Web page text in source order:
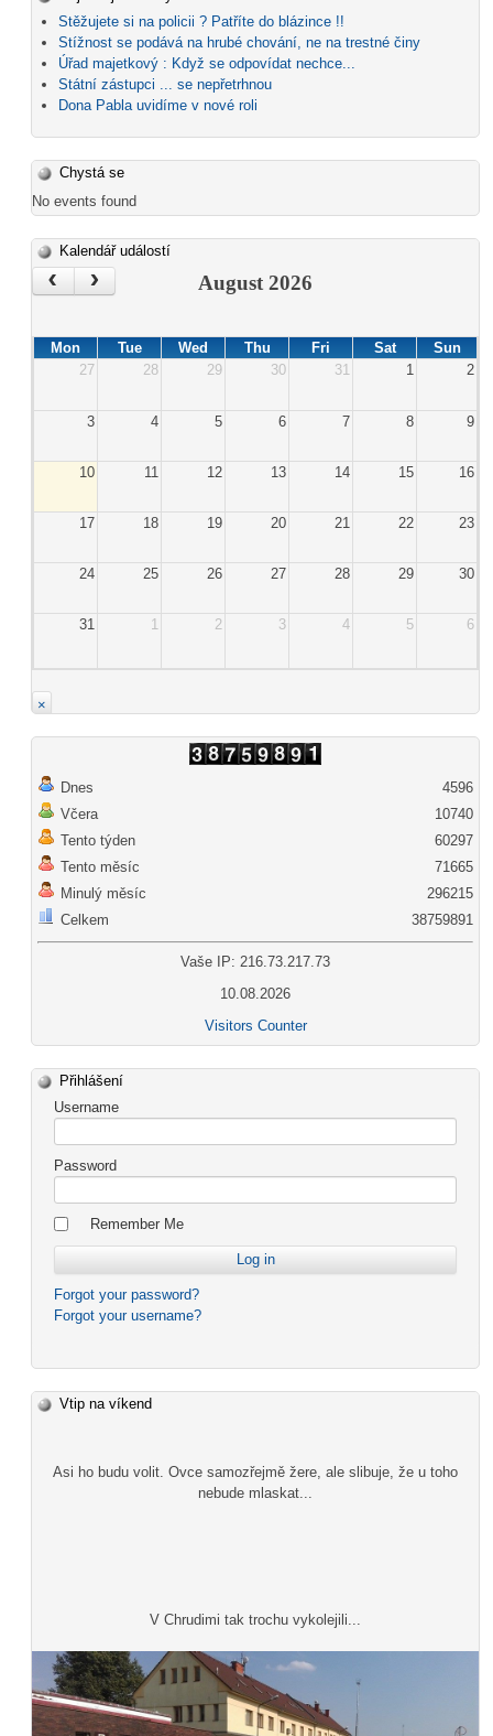
Stěžujete si na policii ? Patříte do blázince !!
Stížnost se podává na hrubé chování, ne na trestné činy
Úřad majetkový : Když se odpovídat nechce...
Státní zástupci ... se nepřetrhnou
Dona Pabla uvidíme v nové roli
Chystá se
No events found
Kalendář událostí
‹ › August 2026
Mon Tue Wed Thu Fri Sat
Sun
27
28 29 30 31 1 2
3 4 5 6 7 8 9
10 11 12 13 14 15 16
17 18 19 20 21 22 23
24 25 26 27 28 29 30
31 1 2 3 4 5 6
×
Dnes
Včera
Tento týden
Tento měsíc
Minulý měsíc
Celkem
4596
10740
60297
71665
296215
38759891
Vaše IP: 216.73.217.73
10.08.2026
Visitors Counter
Přihlášení
Username
Password
Remember Me
Forgot your password?
Forgot your username?
Vtip na víkend
Asi ho budu volit. Ovce samozřejmě žere, ale slibuje, že u toho
nebude mlaskat...
V Chrudimi tak trochu vykolejili...